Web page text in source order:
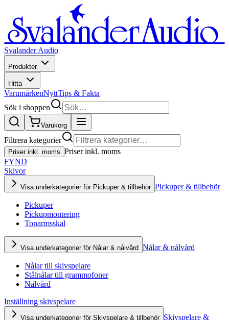
Svalander Audio
Produkter
Hitta
VarumärkenNyttTips & Fakta
Sök i shoppen
Varukorg
Filtrera kategorier
Priser inkl. moms Priser inkl. moms
FYND
Skivor
Visa underkategorier för Pickuper & tillbehör Pickuper & tillbehör
Pickuper
Pickupmontering
Tonarmsskal
Visa underkategorier för Nålar & nålvård Nålar & nålvård
Nålar till skivspelare
Stålnålar till grammofoner
Nålvård
Inställning skivspelare
Visa underkategorier för Skivspelare & tillbehör Skivspelare &